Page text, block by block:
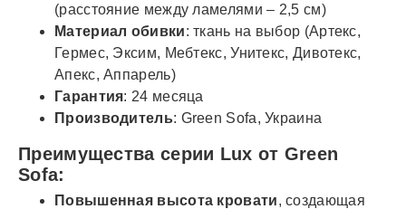
(расстояние между ламелями – 2,5 см)
Материал обивки: ткань на выбор (Артекс,
Гермес, Эксим, Мебтекс, Унитекс, Дивотекс,
Апекс, Аппарель)
Гарантия: 24 месяца
Производитель: Green Sofa, Украина
Преимущества серии Lux от Green
Sofa:
Повышенная высота кровати, создающая